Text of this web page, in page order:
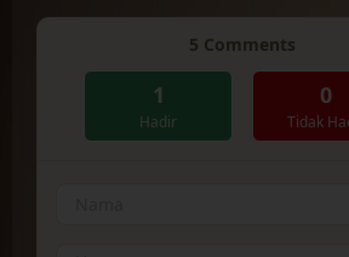
5 Comments
1
Hadir
0
Tidak